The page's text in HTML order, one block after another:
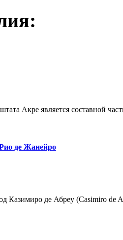
Акре является составной
де Жанейро
Казимиро де Абреу (Casimiro de